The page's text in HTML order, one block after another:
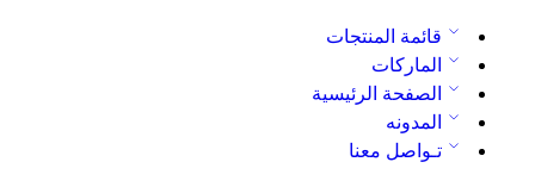
قائمة المنتجات
الماركات
الصفحة الرئيسية
المدونه
تـواصل معنا